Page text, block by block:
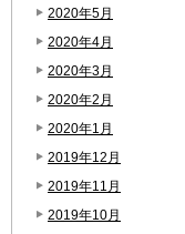
2020年5月
2020年4月
2020年3月
2020年2月
2020年1月
2019年12月
2019年11月
2019年10月